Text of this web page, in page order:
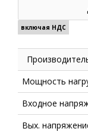
включая НДС
Мощность
Входное
Вых.